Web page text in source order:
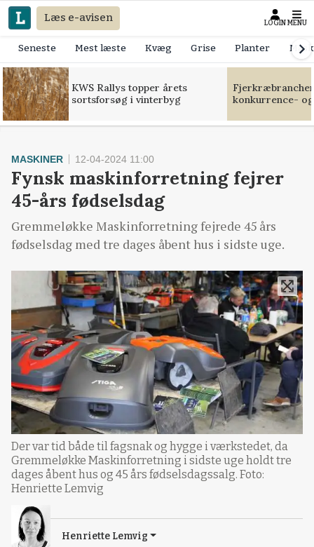
Læs e-avisen LOGIN MENU
Seneste Mest læste Kvæg Grise Planter
KWS Rallys topper årets
sortsforsøg i vinterbyg
konkurrence-
MASKINER 12-04-2024 11:00
Fynsk maskinforretning fejrer
45-års fødselsdag
Gremmeløkke Maskinforretning fejrede 45 års
fødselsdag med tre dages åbent hus i sidste uge.
Der var tid både til fagsnak og hygge i værkstedet, da
Gremmeløkke Maskinforretning i sidste uge holdt tre
dages åbent hus og 45 års fødselsdagssalg. Foto:
Henriette Lemvig
Henriette Lemvig